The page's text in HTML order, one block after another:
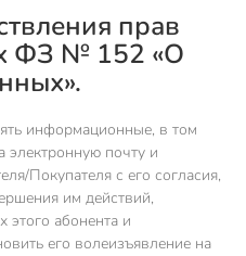
прав
ФЗ № 152 «О
информационные, в том
электронную почту и
Покупателя с его согласия,
им действий,
абонента и
его волеизъявление на